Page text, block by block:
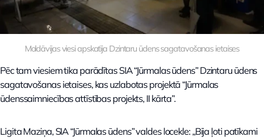
Moldāvijas viesi apskatīja Dzintaru ūdens sagatavošanas ietaises
Pēc tam viesiem tika parādītas SIA “Jūrmalas ūdens” Dzintaru ūdens
sagatavošanas ietaises, kas uzlabotas projektā “Jūrmalas
ūdenssaimniecības attīstības projekts, II kārta”.
Ligita Maziņa, SIA “Jūrmalas ūdens” valdes locekle: „Bija ļoti patīkami